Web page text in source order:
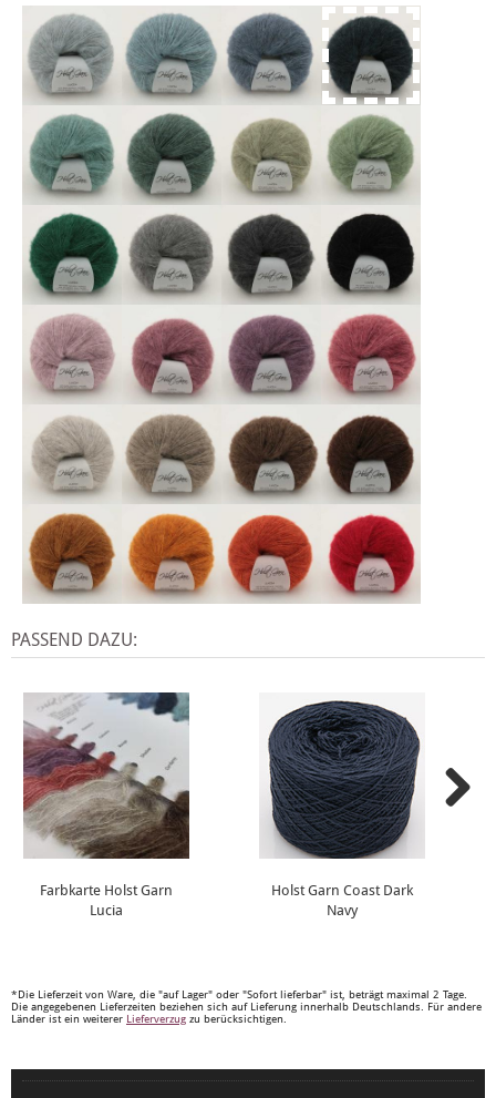
PASSEND DAZU:
Farbkarte Holst Garn
Lucia
Holst Garn Coast Dark
Navy
*Die Lieferzeit von Ware, die "auf Lager" oder "Sofort lieferbar" ist, beträgt maximal 2 Tage.
Die angegebenen Lieferzeiten beziehen sich auf Lieferung innerhalb Deutschlands. Für andere
Länder ist ein weiterer Lieferverzug zu berücksichtigen.